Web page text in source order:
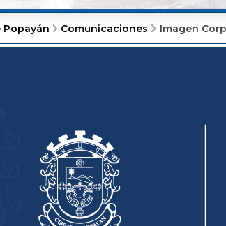
Popayán Comunicaciones Imagen